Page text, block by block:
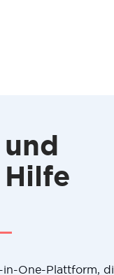
in-One-Plattform,